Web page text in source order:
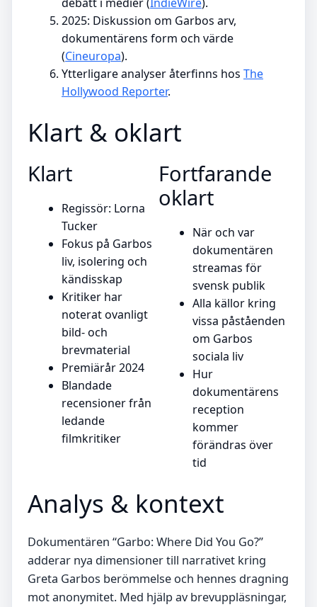
2025: Diskussion om Garbos arv,
dokumentärens form och värde
(Cineuropa).
Ytterligare analyser återfinns hos The
Hollywood Reporter.
Klart & oklart
Klart
Regissör: Lorna
Tucker
Fokus på Garbos
liv, isolering och
kändisskap
Kritiker har
noterat ovanligt
bild- och
brevmaterial
Premiärår 2024
Blandade
recensioner från
ledande
filmkritiker
Fortfarande
oklart
När och var
dokumentären
streamas för
svensk publik
Alla källor kring
vissa påståenden
om Garbos
sociala liv
Hur
dokumentärens
reception
kommer
förändras över
tid
Analys & kontext
Dokumentären “Garbo: Where Did You Go?”
adderar nya dimensioner till narrativet kring
Greta Garbos berömmelse och hennes dragning
mot anonymitet. Med hjälp av brevuppläsningar,